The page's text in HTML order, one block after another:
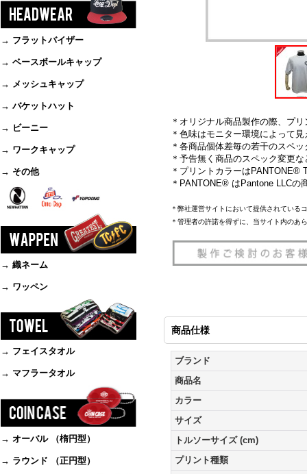
→ フラットバイザー
→ ベースボールキャップ
→ メッシュキャップ
→ バケットハット
→ ビーニー
→ ワークキャップ
→ その他
→ 織ネーム
→ ワッペン
→ フェイスタオル
→ マフラータオル
→ オーバル （楕円型）
→ ラウンド （正円型）
＊オリジナル商品製作の際、プ
＊色味はモニター環境によって
＊各商品個体差毎の若干のスペ
＊予告無く商品のスペック変更
＊プリントカラーはPANTONE®
＊PANTONE® はPantone LLCの
＊弊社運営サイトにおいて提供されている
＊管理者の許諾を得ずに、当サイト内のあ
商品仕様
ブランド
商品名
カラー
サイズ
トルソーサイズ (cm)
プリント種類